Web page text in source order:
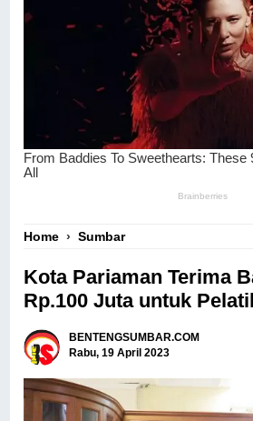
Home ›Sumbar
Kota Pariaman Terima
Rp.100 Juta untuk
BENTENGSUMBAR.COM
Rabu, 19 April 2023